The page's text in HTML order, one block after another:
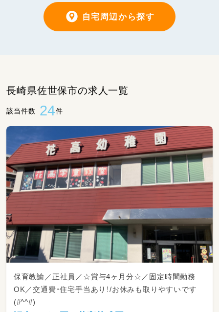
自宅周辺から探す
長崎県佐世保市の求人一覧
該当件数 24件
保育教諭／正社員／☆賞与4ヶ月分☆／固定時間勤務
OK／交通費・住宅手当あり！/お休みも取りやすいです
(#^^#)